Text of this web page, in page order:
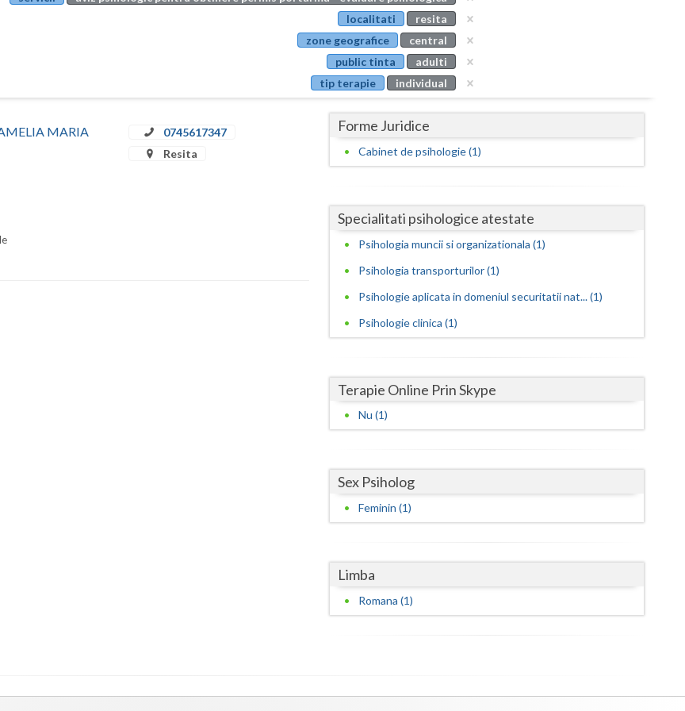
Buzau
Calarasi
Caras-Severin
Covasna
Dolj
Galati
Giurgiu
Gorj
Hunedoara
Neamt
localitati
resita
zone geografice
central
public tinta
adulti
tip terapie
individual
MARIA
0745617347
Resita
Forme Juridice
Cabinet de psihologie (1)
Specialitati psihologice atestate
Psihologia muncii si organizationala (1)
Psihologia transporturilor (1)
Psihologie aplicata in domeniul securitatii nat... (1)
Psihologie clinica (1)
Terapie Online Prin Skype
Nu (1)
Sex Psiholog
Feminin (1)
Limba
Romana (1)